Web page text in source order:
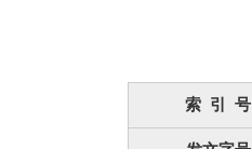
索 引 号